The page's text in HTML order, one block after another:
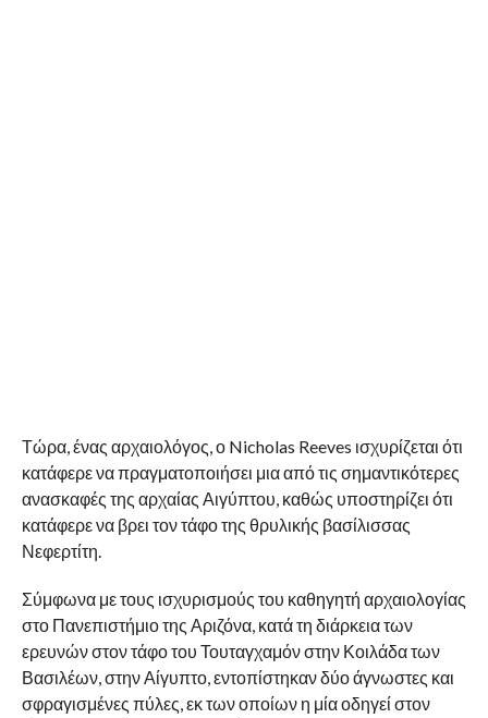
Τώρα, ένας αρχαιολόγος, ο Nicholas Reeves ισχυρίζεται ότι
κατάφερε να πραγματοποιήσει μια από τις σημαντικότερες
ανασκαφές της αρχαίας Αιγύπτου, καθώς υποστηρίζει ότι
κατάφερε να βρει τον τάφο της θρυλικής βασίλισσας
Νεφερτίτη.
Σύμφωνα με τους ισχυρισμούς του καθηγητή αρχαιολογίας
στο Πανεπιστήμιο της Αριζόνα, κατά τη διάρκεια των
ερευνών στον τάφο του Τουταγχαμόν στην Κοιλάδα των
Βασιλέων, στην Αίγυπτο, εντοπίστηκαν δύο άγνωστες και
σφραγισμένες πύλες, εκ των οποίων η μία οδηγεί στον